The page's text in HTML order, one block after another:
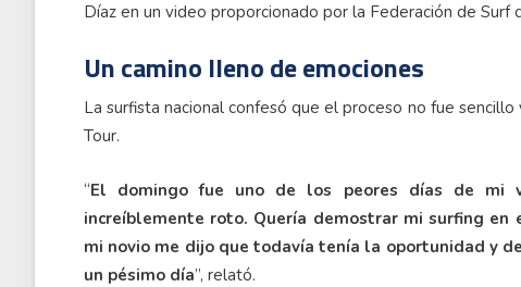
Díaz en un video proporcionado por la Federación de Surf
Un camino lleno de emociones
La surfista nacional confesó que el proceso no fue
Tour.
“El domingo fue uno de los peores días de mi
increíblemente roto. Quería demostrar mi surfing en
mi novio me dijo que todavía tenía la oportunidad y
un pésimo día”, relató.